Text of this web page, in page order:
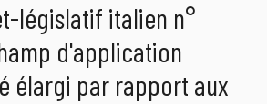
législatif italien n°
d'application
élargi par rapport aux